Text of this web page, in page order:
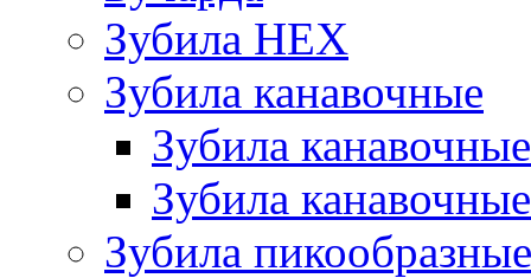
Зубила HEX
Зубила канавочные
Зубила
Зубила
Зубила пикообразные